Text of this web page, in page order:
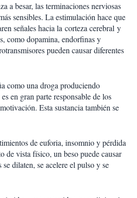
a besar, las terminaciones nerviosas
sensibles. La estimulación hace que
señales hacia la corteza cerebral y
como dopamina, endorfinas y
pueden causar diferentes
como una droga produciendo
en gran parte responsable de los
Esta sustancia también se
de euforia, insomnio y pérdida
de vista físico, un beso puede causar
dilaten, se acelere el pulso y se